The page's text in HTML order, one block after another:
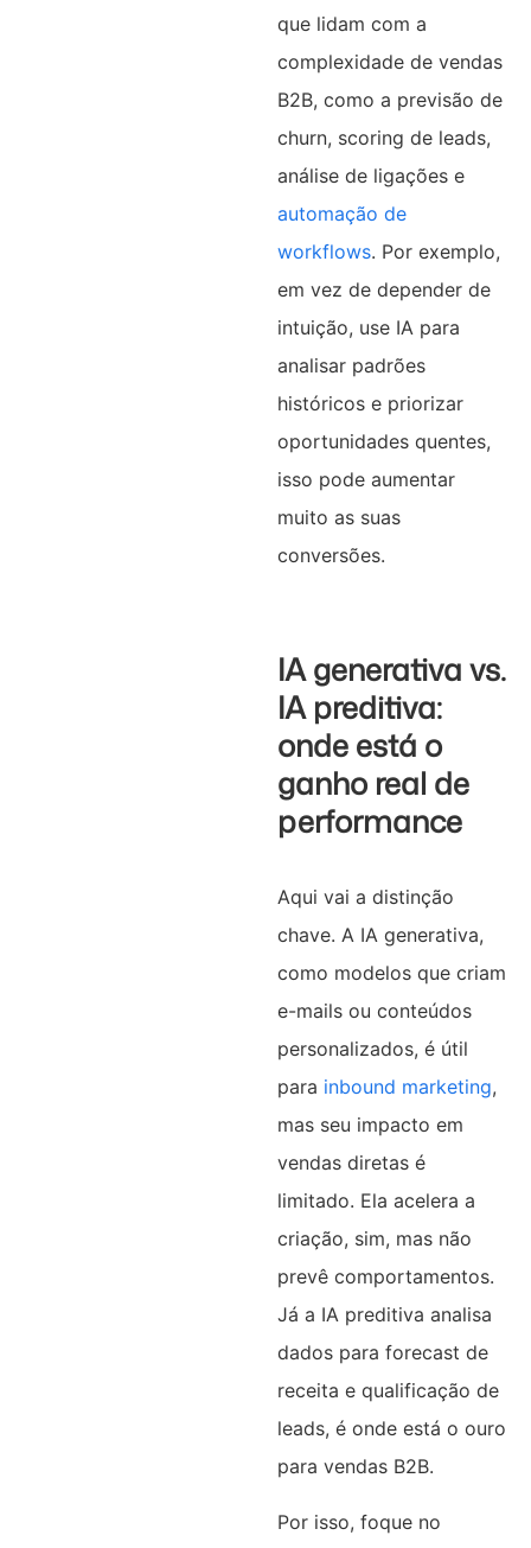
que lidam com a
complexidade de vendas
B2B, como a previsão de
churn, scoring de leads,
análise de ligações e
automação de
workflows. Por exemplo,
em vez de depender de
intuição, use IA para
analisar padrões
históricos e priorizar
oportunidades quentes,
isso pode aumentar
muito as suas
conversões.
IA generativa vs.
IA preditiva:
onde está o
ganho real de
performance
Aqui vai a distinção
chave. A IA generativa,
como modelos que criam
e-mails ou conteúdos
personalizados, é útil
para inbound marketing,
mas seu impacto em
vendas diretas é
limitado. Ela acelera a
criação, sim, mas não
prevê comportamentos.
Já a IA preditiva analisa
dados para forecast de
receita e qualificação de
leads, é onde está o ouro
para vendas B2B.
Por isso, foque no